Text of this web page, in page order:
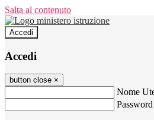
Salta al contenuto
Accedi
Accedi
button close ×
Nome
Password